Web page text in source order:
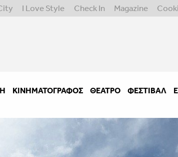
I Love Style Check In Magazine
ΚΙΝΗΜΑΤΟΓΡΆΦΟΣ ΘΈΑΤΡΟ ΦΕΣΤΙΒΑΛ